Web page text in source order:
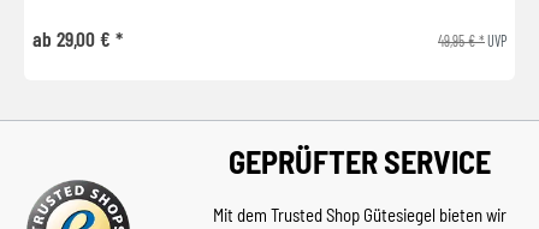
ab 29,00 € * 49,95 € *UVP
GEPRÜFTER SERVICE
Mit dem Trusted Shop Gütesiegel bieten wir